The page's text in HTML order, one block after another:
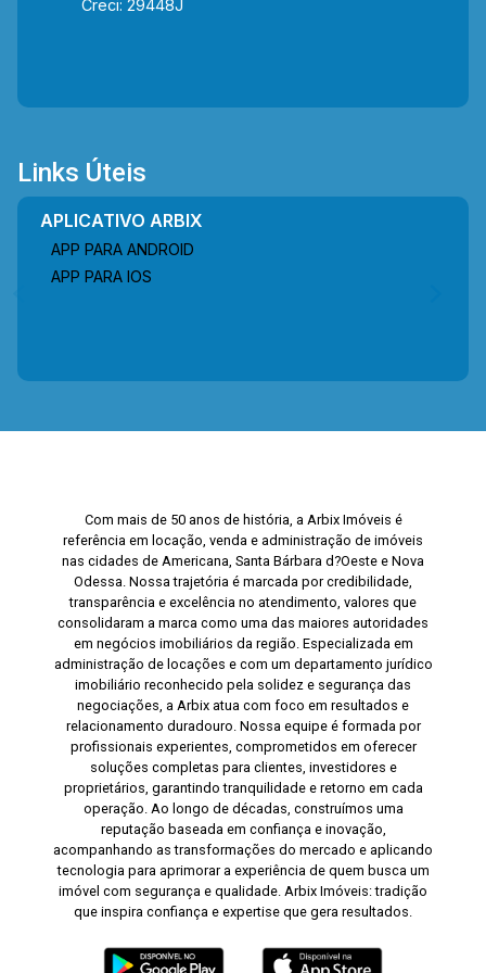
Creci: 29448J
Links Úteis
APLICATIVO ARBIX
APP PARA ANDROID
APP PARA IOS
Com mais de 50 anos de história, a Arbix Imóveis é
referência em locação, venda e administração de imóveis
nas cidades de Americana, Santa Bárbara d?Oeste e Nova
Odessa. Nossa trajetória é marcada por credibilidade,
transparência e excelência no atendimento, valores que
consolidaram a marca como uma das maiores autoridades
em negócios imobiliários da região. Especializada em
administração de locações e com um departamento jurídico
imobiliário reconhecido pela solidez e segurança das
negociações, a Arbix atua com foco em resultados e
relacionamento duradouro. Nossa equipe é formada por
profissionais experientes, comprometidos em oferecer
soluções completas para clientes, investidores e
proprietários, garantindo tranquilidade e retorno em cada
operação. Ao longo de décadas, construímos uma
reputação baseada em confiança e inovação,
acompanhando as transformações do mercado e aplicando
tecnologia para aprimorar a experiência de quem busca um
imóvel com segurança e qualidade. Arbix Imóveis: tradição
que inspira confiança e expertise que gera resultados.